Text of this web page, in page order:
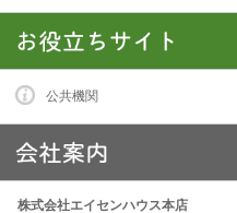
公共機関
株式会社エイセンハウス本店